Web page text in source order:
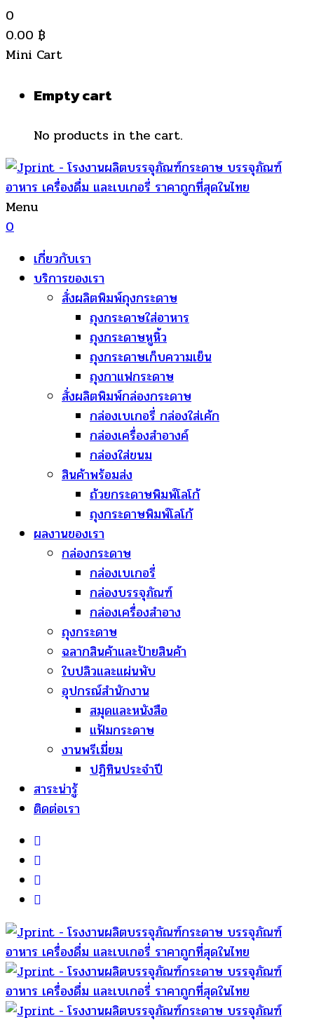
0
0.00 ฿
Mini Cart
Empty cart
No products in the cart.
Menu
0
เกี่ยวกับเรา
บริการของเรา
สั่งผลิตพิมพ์ถุงกระดาษ
ถุงกระดาษใส่อาหาร
ถุงกระดาษหูหิ้ว
ถุงกระดาษเก็บความเย็น
ถุงกาแฟกระดาษ
สั่งผลิตพิมพ์กล่องกระดาษ
กล่องเบเกอรี่ กล่องใส่เค้ก
กล่องเครื่องสำอางค์
กล่องใส่ขนม
สินค้าพร้อมส่ง
ถ้วยกระดาษพิมพ์โลโก้
ถุงกระดาษพิมพ์โลโก้
ผลงานของเรา
กล่องกระดาษ
กล่องเบเกอรี่
กล่องบรรจุภัณฑ์
กล่องเครื่องสำอาง
ถุงกระดาษ
ฉลากสินค้าและป้ายสินค้า
ใบปลิวและแผ่นพับ
อุปกรณ์สำนักงาน
สมุดและหนังสือ
แฟ้มกระดาษ
งานพรีเมี่ยม
ปฏิทินประจำปี
สาระน่ารู้
ติดต่อเรา